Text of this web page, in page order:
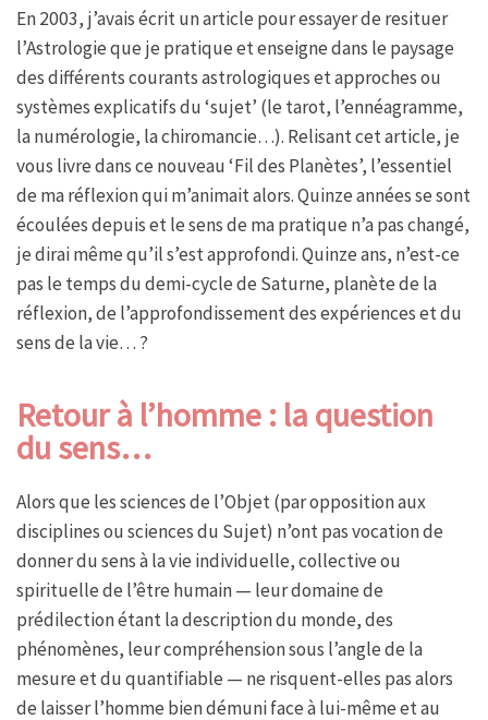
En 2003, j’avais écrit un article pour essayer de resituer
l’Astrologie que je pratique et enseigne dans le paysage
des différents courants astrologiques et approches ou
systèmes explicatifs du ‘sujet’ (le tarot, l’ennéagramme,
la numérologie, la chiromancie…). Relisant cet article, je
vous livre dans ce nouveau ‘Fil des Planètes’, l’essentiel
de ma réflexion qui m’animait alors. Quinze années se sont
écoulées depuis et le sens de ma pratique n’a pas changé,
je dirai même qu’il s’est approfondi. Quinze ans, n’est-ce
pas le temps du demi-cycle de Saturne, planète de la
réflexion, de l’approfondissement des expériences et du
sens de la vie… ?
Retour à l’homme : la question
du sens…
Alors que les sciences de l’Objet (par opposition aux
disciplines ou sciences du Sujet) n’ont pas vocation de
donner du sens à la vie individuelle, collective ou
spirituelle de l’être humain — leur domaine de
prédilection étant la description du monde, des
phénomènes, leur compréhension sous l’angle de la
mesure et du quantifiable — ne risquent-elles pas alors
de laisser l’homme bien démuni face à lui-même et au